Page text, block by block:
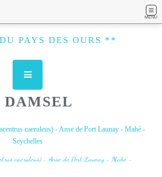
MENU
PAYS DES OURS **
DAMSEL
caeruleus) - Anse de Port Launay - Mahé -
Seychelles